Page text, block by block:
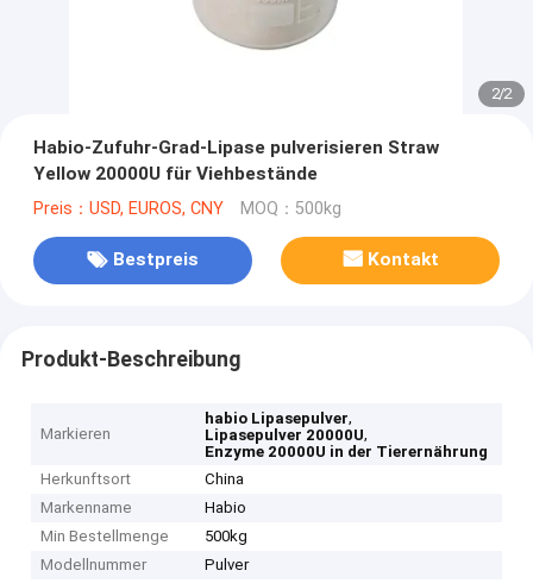
2/2
Habio-Zufuhr-Grad-Lipase pulverisieren Straw
Yellow 20000U für Viehbestände
Preis：USD, EUROS, CNY MOQ：500kg
Bestpreis Kontakt
Produkt-Beschreibung
Markieren
habio Lipasepulver,
Lipasepulver 20000U,
Enzyme 20000U in der Tierernährung
Herkunftsort
China
Markenname
Habio
Min Bestellmenge
500kg
Modellnummer
Pulver